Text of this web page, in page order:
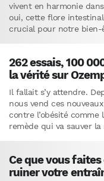
vivent en harmonie
oui, cette flore
crucial pour notre bien-
262 essais, 100
la vérité sur
dira jamais
Il fallait s’y attendre.
nous vend ces
contre l’obésité
remède qui va sauver
Ce que vous
ruiner votre